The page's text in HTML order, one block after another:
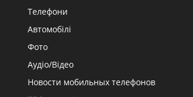
Телефони
Автомобілі
Фото
Аудіо/Відео
Новости мобильных телефонов